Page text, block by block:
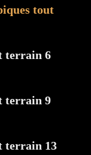
tout
terrain 6
terrain 9
terrain 13